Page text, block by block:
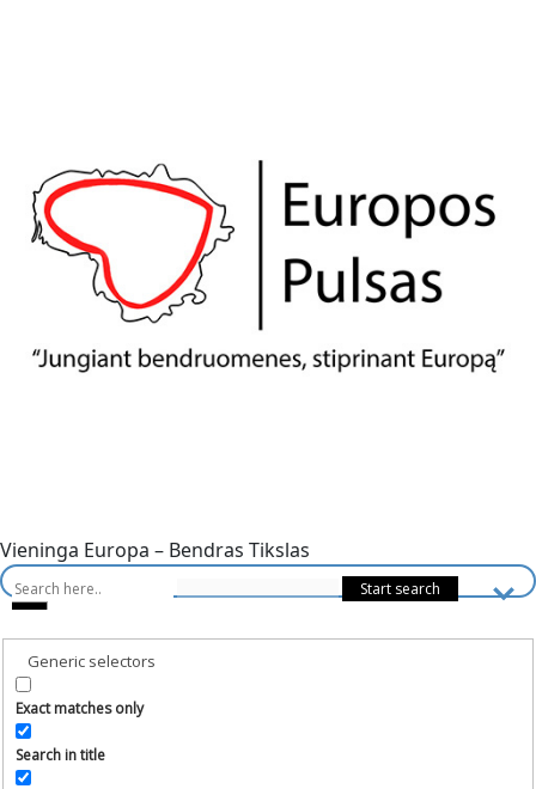
Vieninga Europa – Bendras Tikslas
Generic selectors
Exact matches only
Search in title